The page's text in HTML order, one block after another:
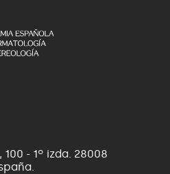
- 1º izda. 28008